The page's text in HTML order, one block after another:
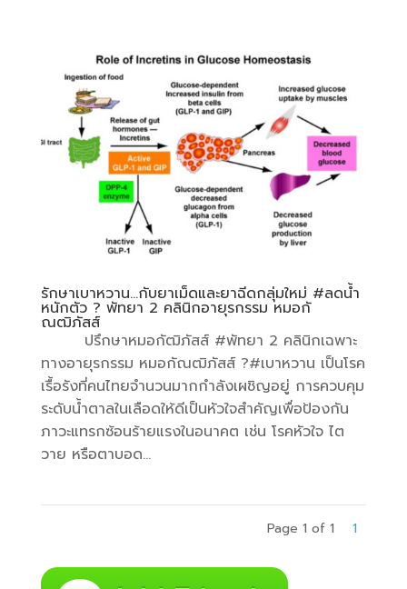
รักษาเบาหวาน…กับยาเม็ดและยาฉีดกลุ่มใหม่ #ลดน้ำ
หนักตัว ? พัทยา 2 คลินิกอายุรกรรม หมอกั
ณฒิภัสส์
ปรึกษาหมอกัฒิภัสส์ #พัทยา 2 คลินิกเฉพาะ
ทางอายุรกรรม หมอกัณฒิภัสส์ ?#เบาหวาน เป็นโรค
เรื้อรังที่คนไทยจำนวนมากกำลังเผชิญอยู่ การควบคุม
ระดับน้ำตาลในเลือดให้ดีเป็นหัวใจสำคัญเพื่อป้องกัน
ภาวะแทรกซ้อนร้ายแรงในอนาคต เช่น โรคหัวใจ ไต
วาย หรือตาบอด...
Page 1 of 1 1